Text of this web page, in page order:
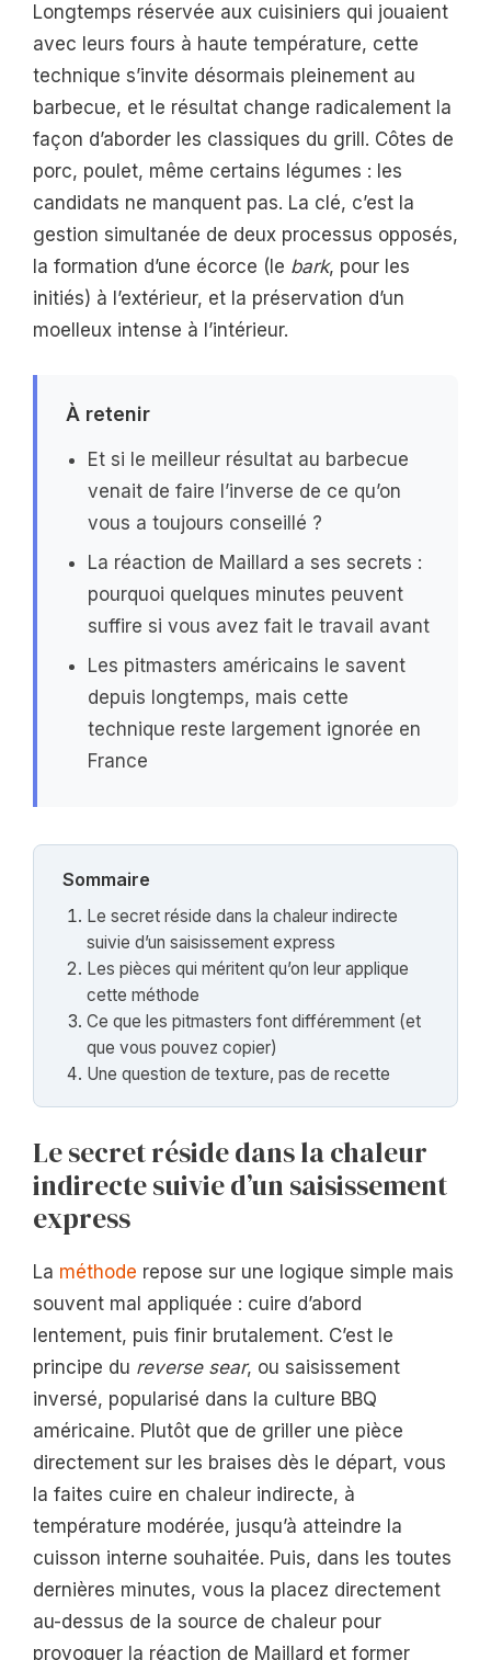
Longtemps réservée aux cuisiniers qui jouaient
avec leurs fours à haute température, cette
technique s’invite désormais pleinement au
barbecue, et le résultat change radicalement la
façon d’aborder les classiques du grill. Côtes de
porc, poulet, même certains légumes : les
candidats ne manquent pas. La clé, c’est la
gestion simultanée de deux processus opposés,
la formation d’une écorce (le bark, pour les
initiés) à l’extérieur, et la préservation d’un
moelleux intense à l’intérieur.
À retenir
Et si le meilleur résultat au barbecue
venait de faire l’inverse de ce qu’on
vous a toujours conseillé ?
La réaction de Maillard a ses secrets :
pourquoi quelques minutes peuvent
suffire si vous avez fait le travail avant
Les pitmasters américains le savent
depuis longtemps, mais cette
technique reste largement ignorée en
France
Sommaire
Le secret réside dans la chaleur indirecte
suivie d’un saisissement express
Les pièces qui méritent qu’on leur applique
cette méthode
Ce que les pitmasters font différemment (et
que vous pouvez copier)
Une question de texture, pas de recette
Le secret réside dans la chaleur
indirecte suivie d’un saisissement
express
La méthode repose sur une logique simple mais
souvent mal appliquée : cuire d’abord
lentement, puis finir brutalement. C’est le
principe du reverse sear, ou saisissement
inversé, popularisé dans la culture BBQ
américaine. Plutôt que de griller une pièce
directement sur les braises dès le départ, vous
la faites cuire en chaleur indirecte, à
température modérée, jusqu’à atteindre la
cuisson interne souhaitée. Puis, dans les toutes
dernières minutes, vous la placez directement
au-dessus de la source de chaleur pour
provoquer la réaction de Maillard et former